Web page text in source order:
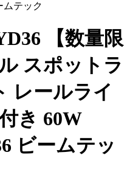
ムテック
【数量限
スポットラ
レールライ
き 60W
ビームテッ